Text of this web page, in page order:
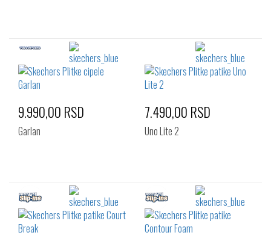
9.990,00 RSD
Garlan
7.490,00 RSD
Uno Lite 2